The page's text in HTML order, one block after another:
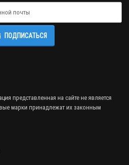
ПОДПИСАТЬСЯ
представленная на сайте не является
марки принадлежат их законным